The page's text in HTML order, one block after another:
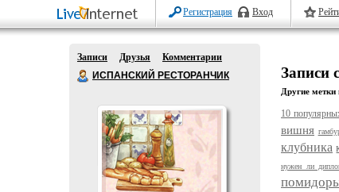
Регистрация Вход
Записи Друзья
Комментарии
ИСПАНСКИЙ РЕСТОРАНЧИК
Записи
Другие метки
10
вишня
клубника
нужен ли